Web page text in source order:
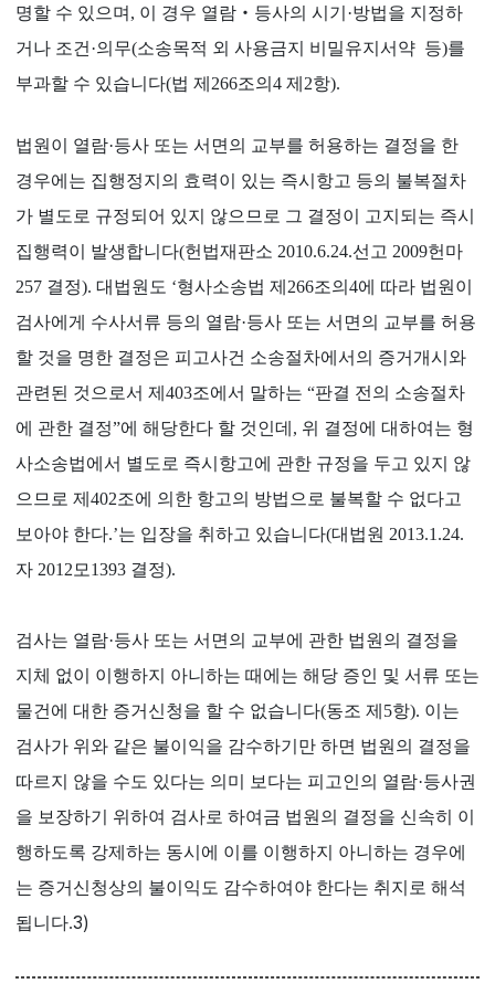
명할 수 있으며, 이 경우 열람‧등사의 시기·방법을 지정하
거나 조건·의무(소송목적 외 사용금지 비밀유지서약 등)를
부과할 수 있습니다(법 제266조의4 제2항).
법원이 열람·등사 또는 서면의 교부를 허용하는 결정을 한
경우에는 집행정지의 효력이 있는 즉시항고 등의 불복절차
가 별도로 규정되어 있지 않으므로 그 결정이 고지되는 즉시
집행력이 발생합니다(헌법재판소 2010.6.24.선고 2009헌마
257 결정). 대법원도 ‘형사소송법 제266조의4에 따라 법원이
검사에게 수사서류 등의 열람·등사 또는 서면의 교부를 허용
할 것을 명한 결정은 피고사건 소송절차에서의 증거개시와
관련된 것으로서 제403조에서 말하는 “판결 전의 소송절차
에 관한 결정”에 해당한다 할 것인데, 위 결정에 대하여는 형
사소송법에서 별도로 즉시항고에 관한 규정을 두고 있지 않
으므로 제402조에 의한 항고의 방법으로 불복할 수 없다고
보아야 한다.’는 입장을 취하고 있습니다(대법원 2013.1.24.
자 2012모1393 결정).
검사는 열람·등사 또는 서면의 교부에 관한 법원의 결정을
지체 없이 이행하지 아니하는 때에는 해당 증인 및 서류 또는
물건에 대한 증거신청을 할 수 없습니다(동조 제5항). 이는
검사가 위와 같은 불이익을 감수하기만 하면 법원의 결정을
따르지 않을 수도 있다는 의미 보다는 피고인의 열람·등사권
을 보장하기 위하여 검사로 하여금 법원의 결정을 신속히 이
행하도록 강제하는 동시에 이를 이행하지 아니하는 경우에
는 증거신청상의 불이익도 감수하여야 한다는 취지로 해석
됩니다.3)